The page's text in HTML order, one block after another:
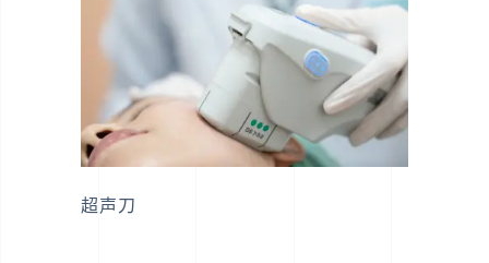
超声刀